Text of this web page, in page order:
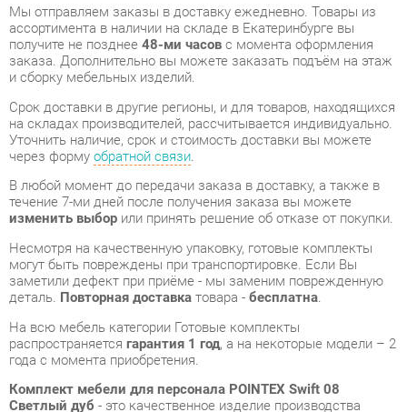
Срок доставки в другие регионы, и для товаров, находящихся
на складах производителей, рассчитывается индивидуально.
Уточнить наличие, срок и стоимость доставки вы можете
через формуобратной связи
В любой момент до передачи заказа в доставку, а также в
течение 7-ми дней после получения заказа вы можете
изменить выборили принять решение об отказе от покупки.
Несмотря на качественную упаковку, готовые комплекты
могут быть повреждены при транспортировке. Если Вы
заметили дефект при приёме - мы заменим поврежденную
деталь.Повторная доставкатовара -бесплатна.
На всю мебель категории Готовые комплекты
года с момента приобретения.
Комплект мебели для персонала POINTEX Swift 08
Светлый дуб- это качественное изделие производства
стандарту.
Надеемся, вы останетесь довольны вашим приобретением, и
будем рады, если вы оставите отзыв об опыте его
использования, который поможет сориентироваться нашим
будущим покупателям.